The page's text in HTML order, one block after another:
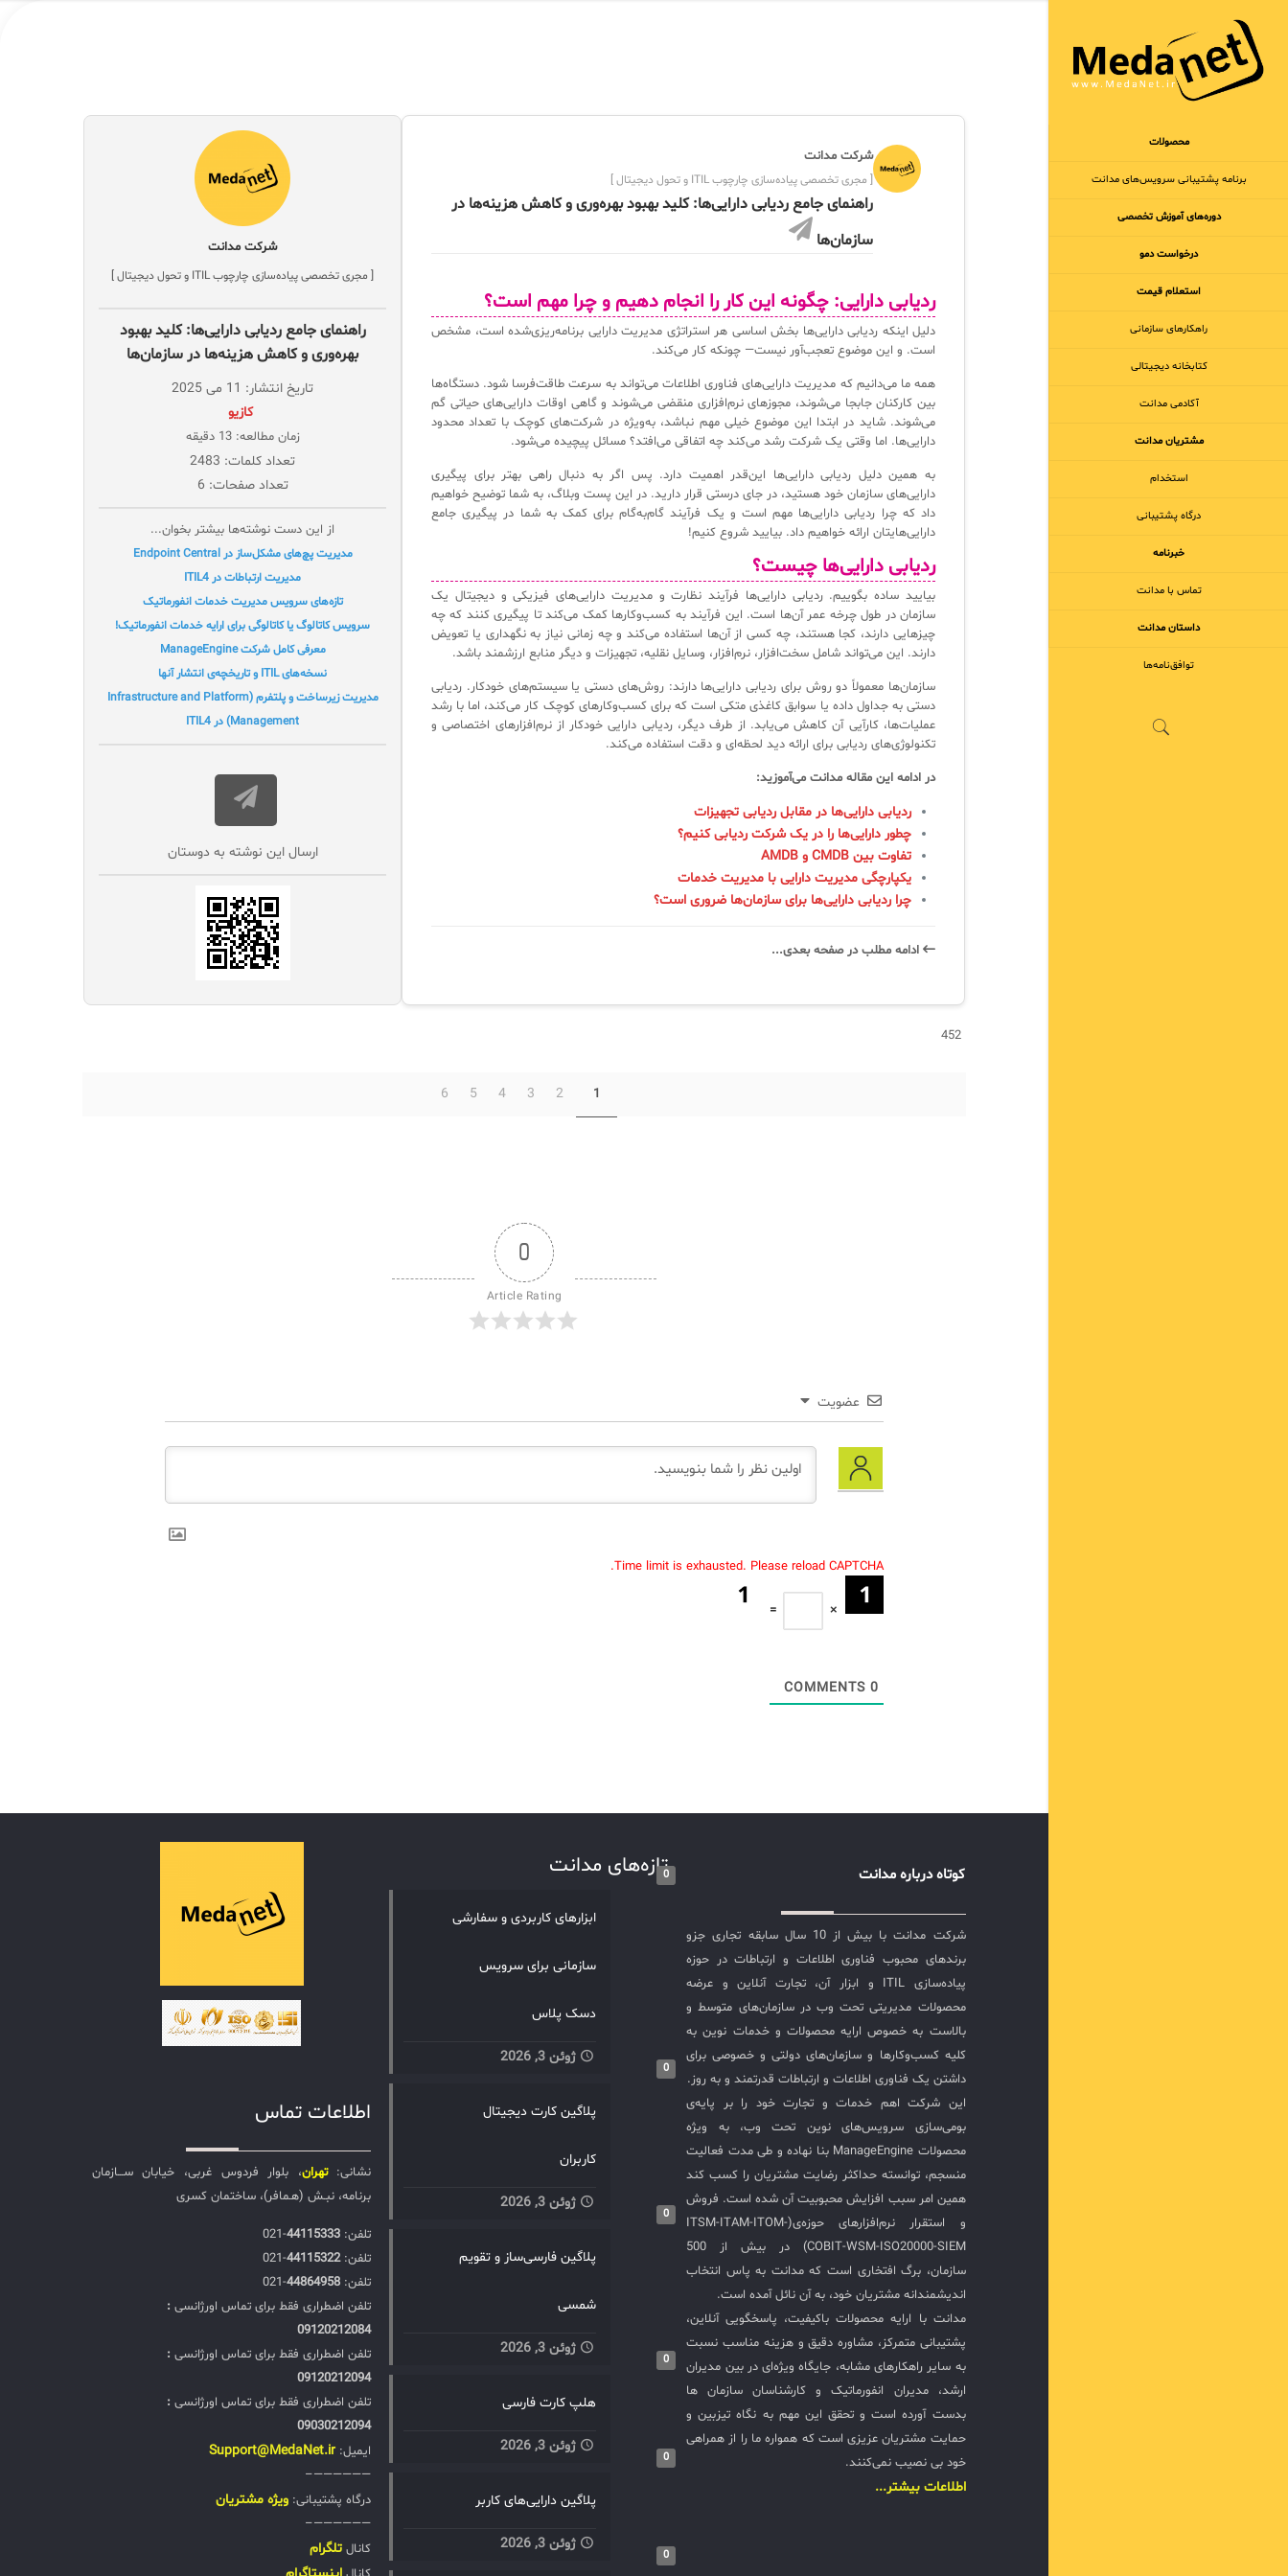
محصولات
برنامه‌ پشتیبانی سرویس‌های مدانت
دوره‌های آموزش تخصصی
درخواست دمو
استعلام قیمت
راهکارهای سازمانی
کتابخانه دیجیتالی
آکادمی مدانت
مشتریان مدانت
استخدام
درگاه پشتیبانی
خبرنامه
تماس با مدانت
داستان مدانت
توافق‌نامه‌ها
شرکت مدانت
[ مجری تخصصی پیاده‌سازی چارچوب ITIL و تحول دیجیتال ]
راهنمای جامع ردیابی دارایی‌ها: کلید بهبود بهره‌وری و کاهش هزینه‌ها در
سازمان‌ها
ردیابی دارایی: چگونه این کار را انجام دهیم و چرا مهم است؟
دلیل اینکه ردیابی دارایی‌ها بخش اساسی هر استراتژی مدیریت دارایی برنامه‌ریزی‌شده است، مشخص
است. و این موضوع تعجب‌آور نیست— چونکه کار می‌کند.
همه ما می‌دانیم که مدیریت دارایی‌های فناوری اطلاعات می‌تواند به سرعت طاقت‌فرسا شود. دستگاه‌ها
بین کارکنان جابجا می‌شوند، مجوزهای نرم‌افزاری منقضی می‌شوند و گاهی اوقات دارایی‌های حیاتی گم
می‌شوند. شاید در ابتدا این موضوع خیلی مهم نباشد، به‌ویژه در شرکت‌های کوچک با تعداد محدود
دارایی‌ها. اما وقتی یک شرکت رشد می‌کند چه اتفاقی می‌افتد؟ مسائل پیچیده می‌شود.
به همین دلیل ردیابی دارایی‌ها این‌قدر اهمیت دارد. پس اگر به دنبال راهی بهتر برای پیگیری
دارایی‌های سازمان خود هستید، در جای درستی قرار دارید. در این پست وبلاگ، به شما توضیح خواهیم
داد که چرا ردیابی دارایی‌ها مهم است و یک فرآیند گام‌به‌گام برای کمک به شما در پیگیری جامع
دارایی‌هایتان ارائه خواهیم داد. بیایید شروع کنیم!
ردیابی دارایی‌ها چیست؟
بیایید ساده بگوییم. ردیابی دارایی‌ها فرآیند نظارت و مدیریت دارایی‌های فیزیکی و دیجیتال یک
سازمان در طول چرخه عمر آن‌ها است. این فرآیند به کسب‌وکارها کمک می‌کند تا پیگیری کنند که چه
چیزهایی دارند، کجا هستند، چه کسی از آن‌ها استفاده می‌کند و چه زمانی نیاز به نگهداری یا تعویض
دارند. این می‌تواند شامل سخت‌افزار، نرم‌افزار، وسایل نقلیه، تجهیزات و دیگر منابع ارزشمند باشد.
سازمان‌ها معمولاً دو روش برای ردیابی دارایی‌ها دارند: روش‌های دستی یا سیستم‌های خودکار. ردیابی
دستی به جداول داده یا سوابق کاغذی متکی است که برای کسب‌وکارهای کوچک کار می‌کند، اما با رشد
عملیات‌ها، کارآیی آن کاهش می‌یابد. از طرف دیگر، ردیابی دارایی خودکار از نرم‌افزارهای اختصاصی و
تکنولوژی‌های ردیابی برای ارائه دید لحظه‌ای و دقت استفاده می‌کند.
در ادامه این مقاله مدانت می‌آموزید:
ردیابی دارایی‌ها در مقابل ردیابی تجهیزات
چطور دارایی‌ها را در یک شرکت ردیابی کنیم؟
تفاوت بین CMDB و AMDB
یکپارچگی مدیریت دارایی با مدیریت خدمات
چرا ردیابی دارایی‌ها برای سازمان‌ها ضروری است؟
ادامه‌ مطلب در صفحه‌ بعدی...
شرکت مدانت
[ مجری تخصصی پیاده‌سازی چارچوب ITIL و تحول دیجیتال ]
راهنمای جامع ردیابی دارایی‌ها: کلید بهبود
بهره‌وری و کاهش هزینه‌ها در سازمان‌ها
تاریخ انتشار: 11 می 2025
‌ کازیو
زمان مطالعه: 13 دقیقه
تعداد کلمات: 2483
تعداد صفحات: 6
از این دست نوشته‌ها بیشتر بخوان...
مدیریت پچ‌های مشکل‌ساز در Endpoint Central
مدیریت ارتباطات در ITIL4
تازه‌های سرویس مدیریت خدمات انفورماتیک
سرویس کاتالوگ یا کاتالوگی برای ارایه خدمات انفورماتیک!
معرفی کامل شرکت ManageEngine
نسخه‌های ITIL و تاریخچه‌ی انتشار آنها
مدیریت زیرساخت و پلتفرم (Infrastructure and Platform
Management) در ITIL4
ارسال این نوشته به دوستان‌
452
1
2
3
4
5
6
0
Article Rating
عضویت
Time limit is exhausted. Please reload CAPTCHA.
×
=
0
COMMENTS
کوتاه درباره مدانت
شرکت مدانت با بیش از 10 سال سابقه تجاری جزو
برندهای محبوب فناوری اطلاعات و ارتباطات در حوزه
پیاده‌سازی ITIL و ابزار آن، تجارت آنلاین و عرضه
محصولات مدیریتی تحت وب در سازمان‌های متوسط و
بالاست به خصوص ارایه محصولات و خدمات نوین به
کلیه کسب‌وکارها و سازمان‌های دولتی و خصوصی برای
داشتن یک فناوری اطلاعات و ارتباطات قدرتمند و به روز.
این شرکت اهم خدمات و تجارت خود را بر پایه‌ی
بومی‌سازی سرویس‌های نوین تحت وب، به ویژه
محصولات ManageEngine بنا نهاده و طی مدت فعالیت
منسجم، توانسته حداکثر رضایت مشتریان را کسب کند
همین امر سبب افزایش محبوبیت آن شده است. فروش
و استقرار نرم‌افزارهای حوزه‌ی(ITSM-ITAM-ITOM-
COBIT-WSM-ISO20000-SIEM) در بیش از 500
سازمان، برگ افتخاری است که مدانت به پاس انتخاب
اندیشمندانه مشتریان خود، به آن نائل آمده است.
مدانت با ارایه محصولات باکیفیت، پاسخگویی آنلاین،
پشتیبانی متمرکز، مشاوره دقیق و هزینه مناسب نسبت
به سایر راهکارهای مشابه، جایگاه ویژه‌ای در بین مدیران
ارشد، مدیران انفورماتیک و کارشناسان سازمان ها
بدست آورده است و تحقق این مهم به نگاه تیزبین و
حمایت مشتریان عزیزی است که همواره ما را از همراهی
خود بی نصیب نمی‌کنند.
اطلاعات بیشتر...
تازه‌های مدانت
0
ابزارهای کاربردی و سفارشی
سازمانی برای سرویس
دسک پلاس
ژوئن 3, 2026
0
پلاگین کارت دیجیتال
کاربران
ژوئن 3, 2026
0
پلاگین فارسی‌ساز و تقویم
شمسی
ژوئن 3, 2026
0
هلپ کارت فارسی
ژوئن 3, 2026
0
پلاگین دارایی‌های کاربر
ژوئن 3, 2026
0
اطلاعات تماس
نشانی:تهران، بلوار فردوس غربی، خیابان ســـازمان
برنامه، نبـش (هـمافر)، ساختمان کسری
تلفن:‌ 44115333
-021
تلفن:‌44115322
-021
تلفن:‌ 44864958
-021
تلفن اضطراری فقط برای تماس اورژانسی :
09120212084
تلفن اضطراری فقط برای تماس اورژانسی :
09120212094
تلفن اضطراری فقط برای تماس اورژانسی :
09030212094
ایمیل: Support@MedaNet.ir
——————–
درگاه پشتیبانی: ويژه مشتریان
——————–
کانال تلگرام